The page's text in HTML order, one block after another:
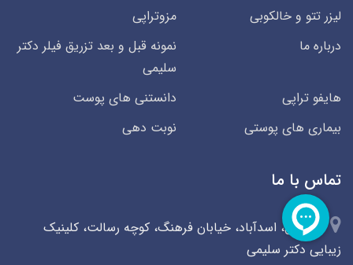
لیزر تتو و خالکوبی
مزوتراپی
درباره ما
نمونه قبل و بعد تزریق فیلر دکتر
سلیمی
هایفو تراپی
دانستنی های پوست
بیماری های پوستی
نوبت دهی
تماس با ما
همدان، اسدآباد، خیابان فرهنگ، کوچه رسالت، کلینیک
زیبایی دکتر سلیمی